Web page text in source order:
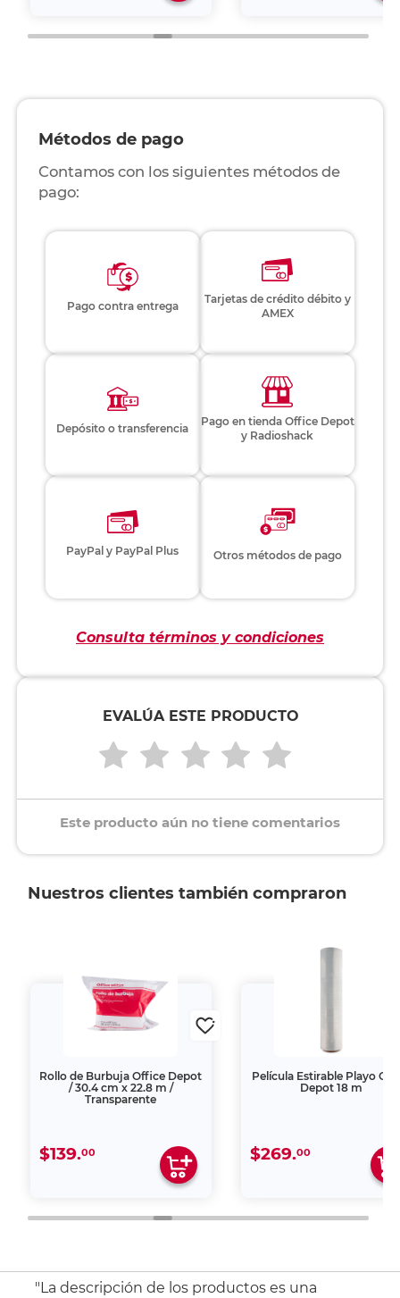
Métodos de pago
Contamos con los siguientes métodos de
pago:
Pago contra entrega
Tarjetas de crédito débito y
AMEX
Depósito o transferencia
Pago en tienda Office Depot
y Radioshack
PayPal y PayPal Plus Otros métodos de pago
Consulta términos y condiciones
EVALÚA ESTE PRODUCTO
Este producto aún no tiene comentarios
Nuestros clientes también compraron
Rollo de Burbuja Office Depot
/ 30.4 cm x 22.8 m /
Transparente
$139.00
Película Estirable Playo
Depot 18 m
$269.00
"La descripción de los productos es una